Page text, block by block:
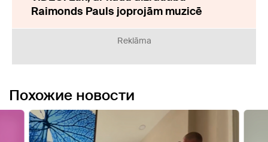
Raimonds Pauls joprojām muzicē
Reklāma
Похожие новости